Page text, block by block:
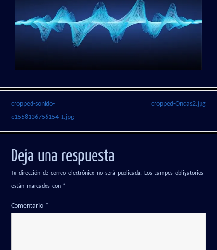
cropped-sonido-
e1558136756154-1.jpg
cropped-Ondas2.jpg
Deja una respuesta
Tu dirección de correo electrónico no será publicada. Los campos obligatorios
están marcados con *
Comentario *